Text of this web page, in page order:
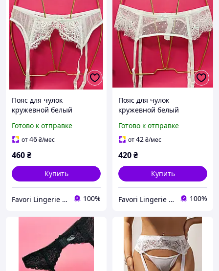
Пояс для чулок
кружевной белый
Готово к отправке
от46₴/мес
460₴
Купить
Favori Lingerie - магазин женского белья и одежды для дома 100%
Пояс для чулок
кружевной белый
Готово к отправке
от42₴/мес
420₴
Купить
Favori Lingerie - магазин женского белья и одежды для дома 100%